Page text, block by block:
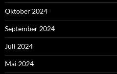
Oktober 2024
September 2024
Juli 2024
Mai 2024